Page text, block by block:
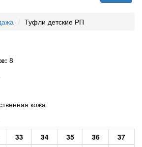
Туфли детские РП
8
кожа
33 34 35 36
37